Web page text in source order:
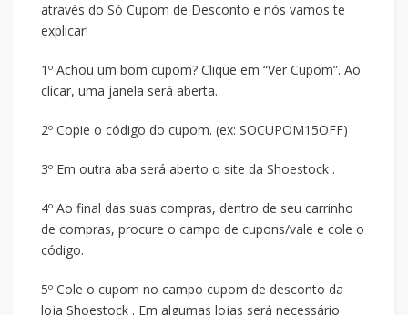
através do Só Cupom de Desconto e nós vamos te
explicar!
1º Achou um bom cupom? Clique em “Ver Cupom”. Ao
clicar, uma janela será aberta.
2º Copie o código do cupom. (ex: SOCUPOM15OFF)
3º Em outra aba será aberto o site da Shoestock .
4º Ao final das suas compras, dentro de seu carrinho
de compras, procure o campo de cupons/vale e cole o
código.
5º Cole o cupom no campo cupom de desconto da
loja Shoestock . Em algumas lojas será necessário